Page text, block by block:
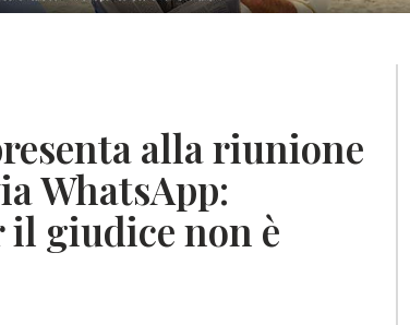
alla riunione
WhatsApp:
il giudice non è